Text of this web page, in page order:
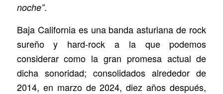
noche”.
Baja California es una banda asturiana de rock
sureño y hard-rock a la que podemos
considerar como la gran promesa actual de
dicha sonoridad; consolidados alrededor de
2014, en marzo de 2024, diez años después,